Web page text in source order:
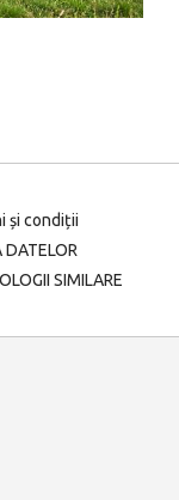
și condiții
DATELOR
SIMILARE